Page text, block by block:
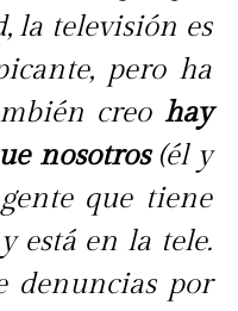
la televisión es
pero ha
creo hay
nosotros(él y
que tiene
está en la tele.
denuncias por